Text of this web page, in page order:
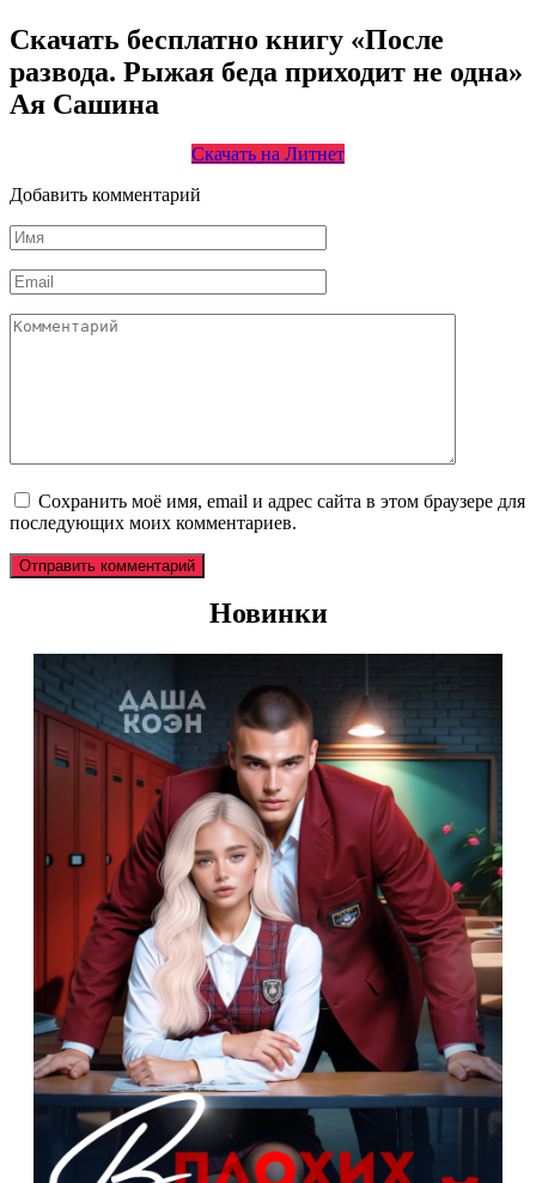
Скачать бесплатно книгу «После
развода. Рыжая беда приходит не одна»
Ая Сашина
Скачать на Литнет
Добавить комментарий
Имя
*
Email
*
Комментарий
Сохранить моё имя, email и адрес сайта в этом браузере для
последующих моих комментариев.
Новинки